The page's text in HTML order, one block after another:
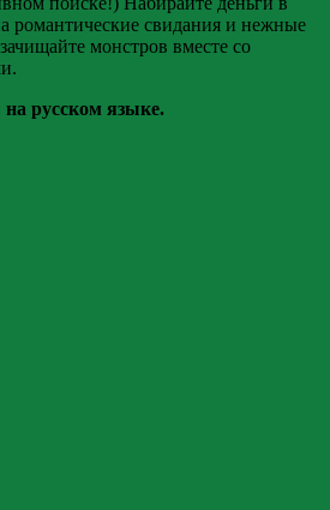
романтические свидания и нежные
монстров вместе со
русском языке.